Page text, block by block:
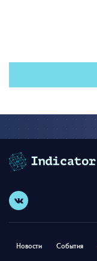
Новости События